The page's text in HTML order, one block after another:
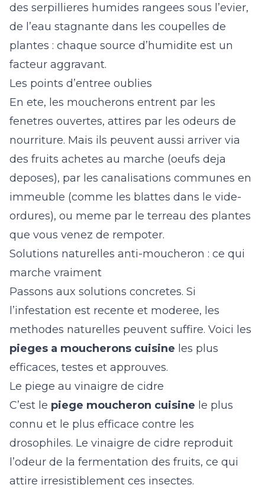
des serpillieres humides rangees sous l’evier,
de l’eau stagnante dans les coupelles de
plantes : chaque source d’humidite est un
facteur aggravant.
Les points d’entree oublies
En ete, les moucherons entrent par les
fenetres ouvertes, attires par les odeurs de
nourriture. Mais ils peuvent aussi arriver via
des fruits achetes au marche (oeufs deja
deposes), par les canalisations communes en
immeuble (comme les blattes dans le vide-
ordures), ou meme par le terreau des plantes
que vous venez de rempoter.
Solutions naturelles anti-moucheron : ce qui
marche vraiment
Passons aux solutions concretes. Si
l’infestation est recente et moderee, les
methodes naturelles peuvent suffire. Voici les
pieges a moucherons cuisine les plus
efficaces, testes et approuves.
Le piege au vinaigre de cidre
C’est le piege moucheron cuisine le plus
connu et le plus efficace contre les
drosophiles. Le vinaigre de cidre reproduit
l’odeur de la fermentation des fruits, ce qui
attire irresistiblement ces insectes.